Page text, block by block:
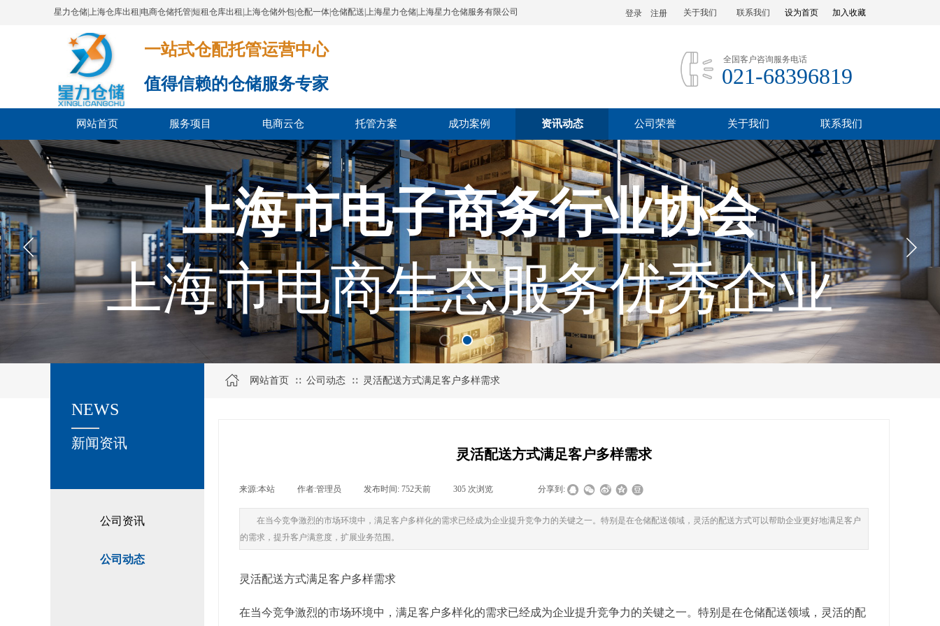
星力仓储|上海仓库出租|电商仓储托管|短租仓库出租|上海仓储外包|仓配一体|仓储配送|上海星力仓储|上海星力仓储服务有限公司 设为首页 加入收藏
登录 注册 联系我们
关于我们
一站式仓配托管运营中心​​​​​​​​​​​​​​​​​
值得信赖的仓储服务专家
全国客户咨询服务电话
021-68396819
网站首页 服务项目 电商云仓 托管方案 成功案例 资讯动态 公司荣誉 关于我们 联系我们
上海市电子商务行业协会
上海市电商生态服务优秀企业
公司资讯
公司动态
关于我们
新闻资讯
NEWS
网站首页 ∷ 公司动态 ∷ 灵活配送方式满足客户多样需求
灵活配送方式满足客户多样需求
来源:本站 作者:管理员 发布时间: 752天前 305 次浏览 分享到:
在当今竞争激烈的市场环境中，满足客户多样化的需求已经成为企业提升竞争力的关键之一。特别是在仓储配送领域，灵活的配送方式可以帮助企业更好地满足客户
的需求，提升客户满意度，扩展业务范围。
灵活配送方式满足客户多样需求
在当今竞争激烈的市场环境中，满足客户多样化的需求已经成为企业提升竞争力的关键之一。特别是在仓储配送领域，灵活的配